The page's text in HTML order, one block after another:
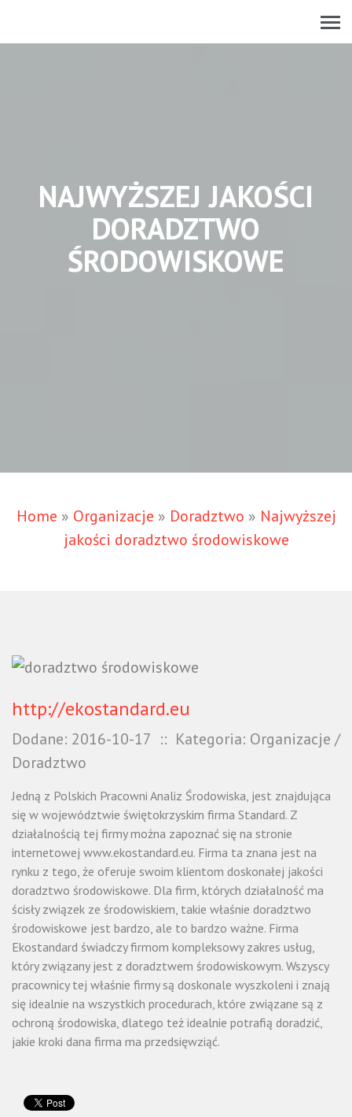
NAJWYŻSZEJ JAKOŚCI
DORADZTWO
ŚRODOWISKOWE
Home » Organizacje » Doradztwo » Najwyższej
jakości doradztwo środowiskowe
http://ekostandard.eu
Dodane: 2016-10-17 :: Kategoria: Organizacje /
Doradztwo
Jedną z Polskich Pracowni Analiz Środowiska, jest znajdująca
się w województwie świętokrzyskim firma Standard. Z
działalnością tej firmy można zapoznać się na stronie
internetowej www.ekostandard.eu. Firma ta znana jest na
rynku z tego, że oferuje swoim klientom doskonałej jakości
doradztwo środowiskowe. Dla firm, których działalność ma
ścisły związek ze środowiskiem, takie właśnie doradztwo
środowiskowe jest bardzo, ale to bardzo ważne. Firma
Ekostandard świadczy firmom kompleksowy zakres usług,
który związany jest z doradztwem środowiskowym. Wszyscy
pracownicy tej właśnie firmy są doskonale wyszkoleni i znają
się idealnie na wszystkich procedurach, które związane są z
ochroną środowiska, dlatego też idealnie potrafią doradzić,
jakie kroki dana firma ma przedsięwziąć.